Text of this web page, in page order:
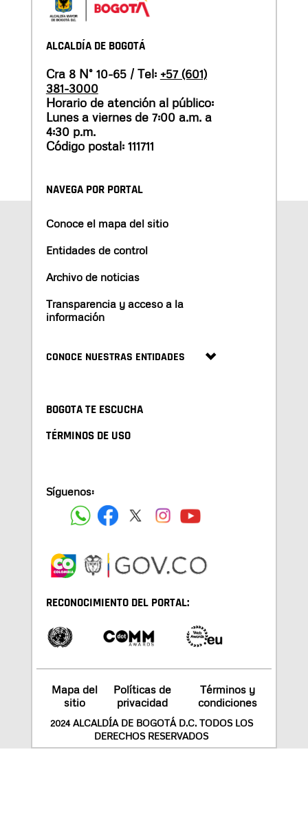
ALCALDÍA DE BOGOTÁ
Cra 8 N° 10-65 / Tel: +57 (601)
381-3000
Horario de atención al público:
Lunes a viernes de 7:00 a.m. a
4:30 p.m.
Código postal: 111711
NAVEGA POR PORTAL
Conoce el mapa del sitio
Entidades de control
Archivo de noticias
Transparencia y acceso a la
información
CONOCE NUESTRAS ENTIDADES
BOGOTA TE ESCUCHA
TÉRMINOS DE USO
Síguenos:
RECONOCIMIENTO DEL PORTAL:
Mapa del
sitio
Políticas de
privacidad
Términos y
condiciones
2024 ALCALDÍA DE BOGOTÁ D.C. TODOS LOS
DERECHOS RESERVADOS